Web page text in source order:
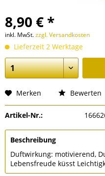
8,90 € *
inkl. MwSt.zzgl. Versandkosten
Lieferzeit 2 Werktage
Merken Bewerten
Artikel-Nr.:
Beschreibung
Duftwirkung: motivierend,
Lebensfreude küsst